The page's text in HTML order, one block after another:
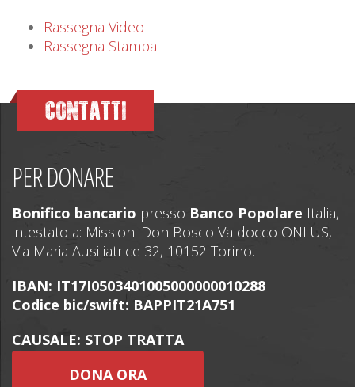
Rassegna Video
Rassegna Stampa
CONTATTI
PER DONARE
Bonifico bancario presso Banco Popolare Italia,
intestato a: Missioni Don Bosco Valdocco ONLUS,
Via Maria Ausiliatrice 32, 10152 Torino.
IBAN: IT17I0503401005000000010288
Codice bic/swift: BAPPIT21A751
CAUSALE: STOP TRATTA
DONA ORA